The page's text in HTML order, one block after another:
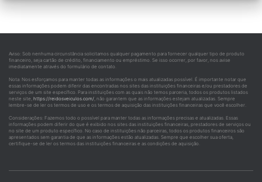
Aviso: Sob nenhuma circunstância solicitamos qualquer pagamento para fornecer qualquer tipo de produto
financeiro, seja cartão de crédito, financiamento ou empréstimo. Se isso ocorrer, por favor, nos avise
imediatamente através do formulário de contato.
Nota: Nos esforçamos para manter todas as informações o mais atualizadas possível. É importante notar que
essas informações podem diferir das encontradas nos sites das instituições financeiras e/ou prestadores de
serviços de um site específico. Para instituições com as quais não temos parceria, todos os produtos listados
neste site, https://reidosveiculos.com/, não garantem que as informações estejam atualizadas. Sempre
lembre-se de ler os termos de uso e os termos de aquisição das instituições financeiras que você escolher.
Considerações: Fazemos todo o possível para manter todas as informações precisas e atualizadas. Essas
informações podem diferir do que é exibido nos sites das instituições financeiras, prestadores de serviços ou
no site de um produto específico. No caso de instituições não parceiras, todos os produtos financeiros são
apresentados sem garantia de que as informações estão atualizadas. Sempre que escolher sua oferta,
certifique-se de ler os termos das instituições financeiras e as condições de aquisição.